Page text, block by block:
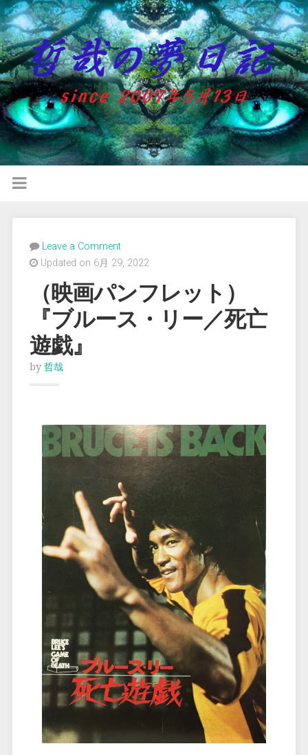
Leave a Comment
Updated on 6月 29, 2022
（映画パンフレット）
『ブルース・リー／死亡
遊戯』
by 哲哉